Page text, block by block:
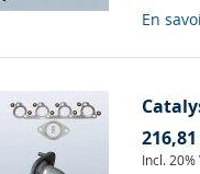
En
Incl. 20%